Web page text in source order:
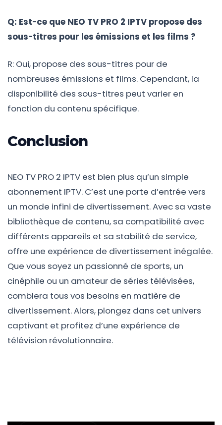
Q: Est-ce que NEO TV PRO 2 IPTV propose des
sous-titres pour les émissions et les films ?
R: Oui, propose des sous-titres pour de
nombreuses émissions et films. Cependant, la
disponibilité des sous-titres peut varier en
fonction du contenu spécifique.
Conclusion
NEO TV PRO 2 IPTV est bien plus qu’un simple
abonnement IPTV. C’est une porte d’entrée vers
un monde infini de divertissement. Avec sa vaste
bibliothèque de contenu, sa compatibilité avec
différents appareils et sa stabilité de service,
offre une expérience de divertissement inégalée.
Que vous soyez un passionné de sports, un
cinéphile ou un amateur de séries télévisées,
comblera tous vos besoins en matière de
divertissement. Alors, plongez dans cet univers
captivant et profitez d’une expérience de
télévision révolutionnaire.